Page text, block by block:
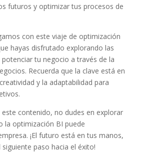
futuros y optimizar tus procesos de
con este viaje de optimización
hayas disfrutado explorando las
tu negocio a través‍ de la
Recuerda que la clave está en
y la adaptabilidad para
este contenido, no dudes en explorar
la optimización⁤ BI puede
¡El futuro está en tus manos,
paso hacia​ el ⁢éxito!